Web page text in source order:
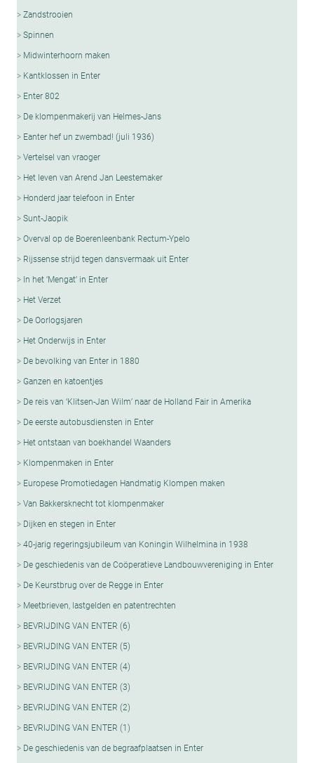
Zandstrooien
Spinnen
Midwinterhoorn maken
Kantklossen in Enter
Enter 802
De klompenmakerij van Helmes-Jans
Eanter hef un zwembad! (juli 1936)
Vertelsel van vraoger
Het leven van Arend Jan Leestemaker
Honderd jaar telefoon in Enter
Sunt-Jaopik
Overval op de Boerenleenbank Rectum-Ypelo
Rijssense strijd tegen dansvermaak uit Enter
In het ‘Mengat’ in Enter
Het Verzet
De Oorlogsjaren
Het Onderwijs in Enter
De bevolking van Enter in 1880
Ganzen en katoentjes
De reis van ‘Klitsen-Jan Wilm’ naar de Holland Fair in Amerika
De eerste autobusdiensten in Enter
Het ontstaan van boekhandel Waanders
Klompenmaken in Enter
Europese Promotiedagen Handmatig Klompen maken
Van Bakkersknecht tot klompenmaker
Dijken en stegen in Enter
40-jarig regeringsjubileum van Koningin Wilhelmina in 1938
De geschiedenis van de Coöperatieve Landbouwvereniging in Enter
De Keurstbrug over de Regge in Enter
Meetbrieven, lastgelden en patentrechten
BEVRIJDING VAN ENTER (6)
BEVRIJDING VAN ENTER (5)
BEVRIJDING VAN ENTER (4)
BEVRIJDING VAN ENTER (3)
BEVRIJDING VAN ENTER (2)
BEVRIJDING VAN ENTER (1)
De geschiedenis van de begraafplaatsen in Enter